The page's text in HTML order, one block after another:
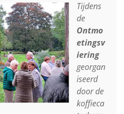
Tijdens
de
Ontmo
etingsv
iering
georgan
iseerd
door de
koffieca